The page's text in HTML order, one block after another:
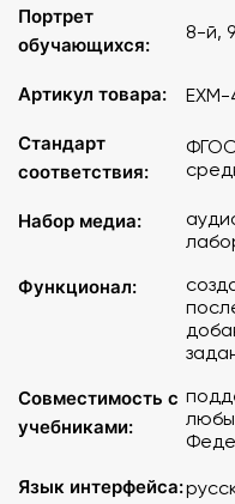
Учебный материал
сформировать у
описывать, объяснять
графиков, выявлять на
зависимости; знания о
Принцип
Изображение
Преломление
Дисперсия света
Линзы
Изображение
Портрет
обучающихся:
8-й,
Артикул товара:
Стандарт
соответствия:
Набор медиа:
Функционал:
Совместимость с
учебниками:
Язык интерфейса: